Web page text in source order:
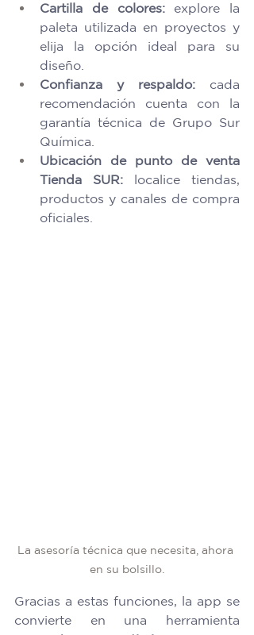
Cartilla de colores: explore la
paleta utilizada en proyectos y
elija la opción ideal para su
diseño.
Confianza y respaldo: cada
recomendación cuenta con la
garantía técnica de Grupo Sur
Química.
Ubicación de punto de venta
Tienda SUR: localice tiendas,
productos y canales de compra
oficiales.
La asesoría técnica que necesita, ahora
en su bolsillo.
Gracias a estas funciones, la app se
convierte en una herramienta